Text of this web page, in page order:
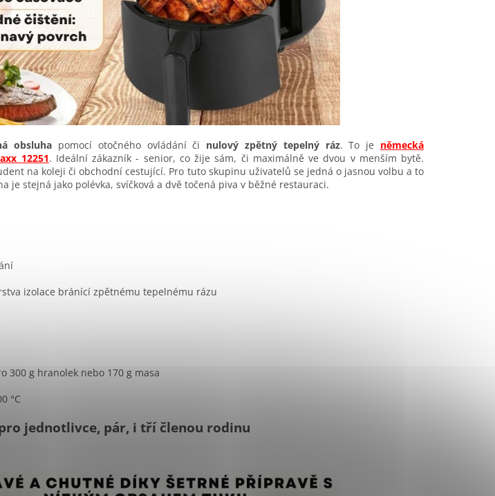
obsluha pomocí otočného ovládání či nulový zpětný tepelný ráz. To je německá
12251. Ideální zákazník - senior, co žije sám, či maximálně ve dvou v menším bytě.
na koleji či obchodní cestující. Pro tuto skupinu uživatelů se jedná o jasnou volbu a to
je stejná jako polévka, svíčková a dvě točená piva v běžné restauraci.
izolace bránící zpětnému tepelnému rázu
300 g hranolek nebo 170 g masa
°C
jednotlivce, pár, i tří členou rodinu